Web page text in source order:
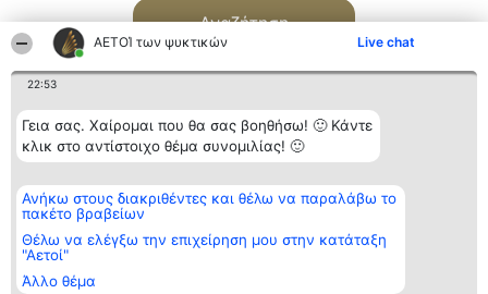
ΑΕΤΟΊ των ψυκτικών Live chat
22:53
Γεια σας. Χαίρομαι που θα σας βοηθήσω! 🙂 Κάντε
κλικ στο αντίστοιχο θέμα συνομιλίας! 🙂
Ανήκω στους διακριθέντες και θέλω να παραλάβω το
πακέτο βραβείων
Θέλω να ελέγξω την επιχείρηση μου στην κατάταξη
"Αετοί"
Άλλο θέμα
Αναζήτηση
Διοργανωτής της
κατάταξης
BEAUTIFUL COMPANY
ΤΗΛ. ΕΠΙΚΟΙΝΩΝΙΑΣ:
2104128019
email:
Κατάταξη
Διακριθέντες
των
διακριθέντων
Επικοινωνία
Επικοινωνία